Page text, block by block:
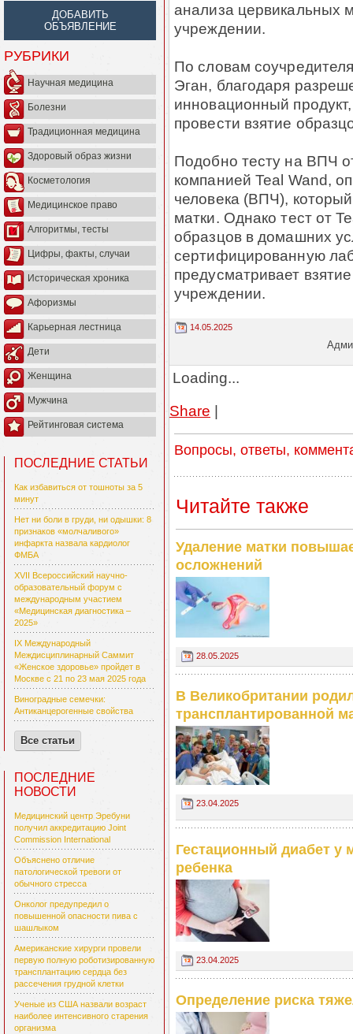
ДОБАВИТЬ
ОБЪЯВЛЕНИЕ
РУБРИКИ
Научная медицина
Болезни
Традиционная медицина
Здоровый образ жизни
Косметология
Медицинское право
Алгоритмы, тесты
Цифры, факты, случаи
Историческая хроника
Афоризмы
Карьерная лестница
Дети
Женщина
Мужчина
Рейтинговая система
ПОСЛЕДНИЕ СТАТЬИ
Как избавиться от тошноты за 5
минут
Нет ни боли в груди, ни одышки: 8
признаков «молчаливого»
инфаркта назвала кардиолог
ФМБА
XVII Всероссийский научно-
образовательный форум с
международным участием
«Медицинская диагностика –
2025»
IX Международный
Междисциплинарный Саммит
«Женское здоровье» пройдет в
Москве с 21 по 23 мая 2025 года
Виноградные семечки:
Антиканцерогенные свойства
Все статьи
ПОСЛЕДНИЕ
НОВОСТИ
Медицинский центр Эребуни
получил аккредитацию Joint
Commission International
Объяснено отличие
патологической тревоги от
обычного стресса
Онколог предупредил о
повышенной опасности пива с
шашлыком
Американские хирурги провели
первую полную роботизированную
трансплантацию сердца без
рассечения грудной клетки
Ученые из США назвали возраст
наиболее интенсивного старения
организма
анализа цервикальных
учреждении.
По словам
Эган, благодаря
инновационный
провести взятие
Подобно тесту на ВПЧ
компанией Teal Wand,
человека (ВПЧ),
матки. Однако тест от
образцов в домашних
сертифицированную
предусматривает
учреждении.
14.05.2025
Loading...
Share |
Вопросы, ответы,
Читайте также
Удаление матки
осложнений
28.05.2025
В Великобритании
трансплантированной
23.04.2025
Гестационный диабет у
ребенка
23.04.2025
Определение риска